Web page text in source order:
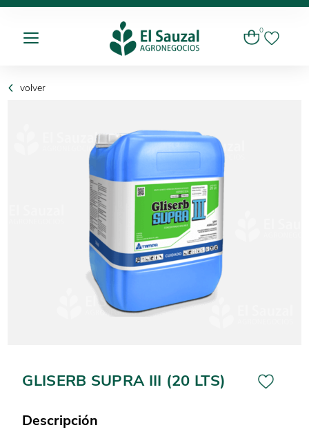
0
volver
GLISERB SUPRA III (20 LTS)
Descripción